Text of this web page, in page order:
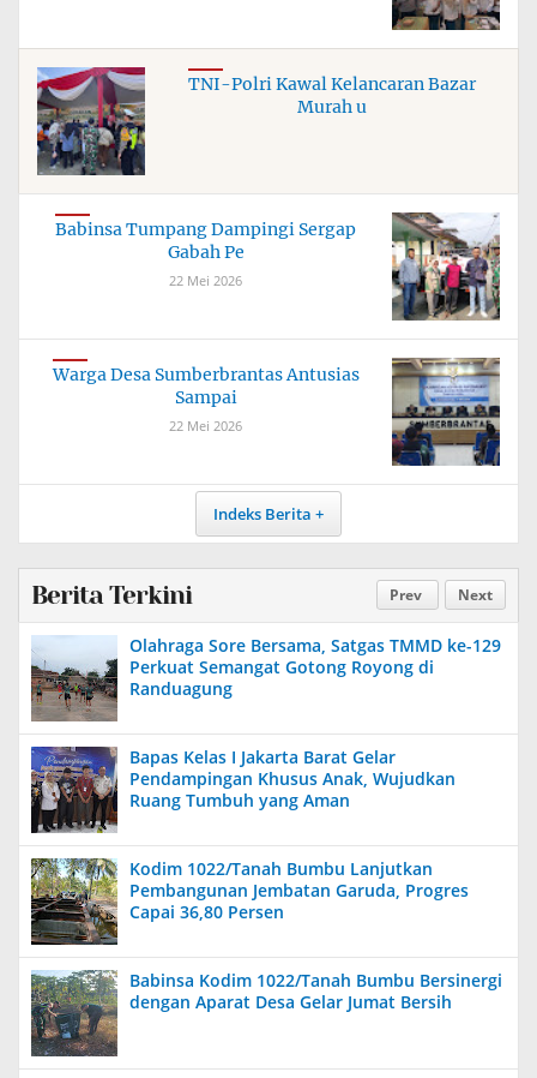
TNI-Polri Kawal Kelancaran Bazar
Murah u
Babinsa Tumpang Dampingi Sergap
Gabah Pe
22 Mei 2026
Warga Desa Sumberbrantas Antusias
Sampai
22 Mei 2026
Indeks Berita
Prev Next
Berita Terkini
Olahraga Sore Bersama, Satgas TMMD ke-129
Perkuat Semangat Gotong Royong di
Randuagung
Bapas Kelas I Jakarta Barat Gelar
Pendampingan Khusus Anak, Wujudkan
Ruang Tumbuh yang Aman
Kodim 1022/Tanah Bumbu Lanjutkan
Pembangunan Jembatan Garuda, Progres
Capai 36,80 Persen
Babinsa Kodim 1022/Tanah Bumbu Bersinergi
dengan Aparat Desa Gelar Jumat Bersih